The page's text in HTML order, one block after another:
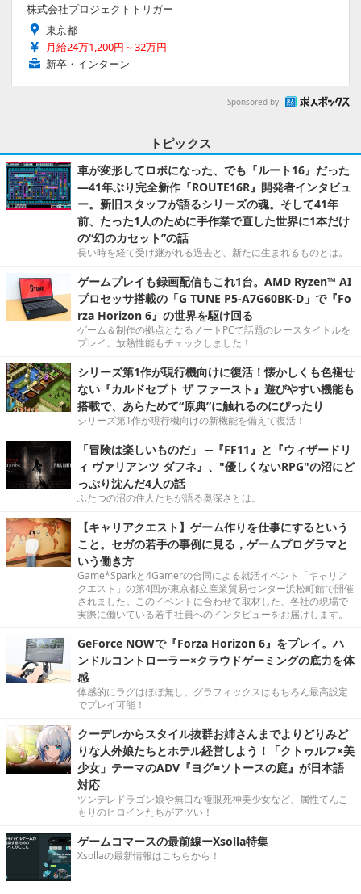
株式会社プロジェクトトリガー
東京都
月給24万1,200円～32万円
新卒・インターン
Sponsored by
トピックス
車が変形してロボになった、でも『ルート16』だった
―41年ぶり完全新作『ROUTE16R』開発者インタビュ
ー。新旧スタッフが語るシリーズの魂。そして41年
前、たった1人のために手作業で直した世界に1本だけ
の“幻のカセット”の話
長い時を経て受け継がれる過去と、新たに生まれるものとは。
ゲームプレイも録画配信もこれ1台。AMD Ryzen™ AI
プロセッサ搭載の「G TUNE P5-A7G60BK-D」で『Fo
rza Horizon 6』の世界を駆け回る
ゲーム＆制作の拠点となるノートPCで話題のレースタイトルを
プレイ。放熱性能もチェックしました！
シリーズ第1作が現行機向けに復活！懐かしくも色褪せ
ない『カルドセプト ザ ファースト』遊びやすい機能も
搭載で、あらためて“原典”に触れるのにぴったり
シリーズ第1作が現行機向けの新機能を備えて復活！
「冒険は楽しいものだ」 ─『FF11』と『ウィザードリ
ィ ヴァリアンツ ダフネ』、"優しくないRPG"の沼にど
っぷり沈んだ4人の話
ふたつの沼の住人たちが語る奥深さとは。
【キャリアクエスト】ゲーム作りを仕事にするという
こと。セガの若手の事例に見る，ゲームプログラマと
いう働き方
Game*Sparkと4Gamerの合同による就活イベント「キャリア
クエスト」の第4回が東京都立産業貿易センター浜松町館で開催
されました。このイベントに合わせて取材した、各社の現場で
実際に働いている若手社員へのインタビューをお届けします。
GeForce NOWで『Forza Horizon 6』をプレイ。ハ
ンドルコントローラー×クラウドゲーミングの底力を体
感
体感的にラグはほぼ無し。グラフィックスはもちろん最高設定
でプレイ可能！
クーデレからスタイル抜群お姉さんまでよりどりみど
りな人外娘たちとホテル経営しよう！「クトゥルフ×美
少女」テーマのADV『ヨグ=ソトースの庭』が日本語
対応
ツンデレドラゴン娘や無口な複眼死神美少女など、属性てんこ
もりのヒロインたちがアツい！
ゲームコマースの最前線ーXsolla特集
Xsollaの最新情報はこちらから！